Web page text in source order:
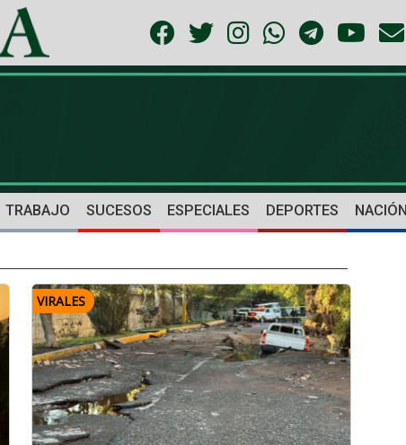
TRABAJO SUCESOS ESPECIALES DEPORTES NACIÓN
VIRALES